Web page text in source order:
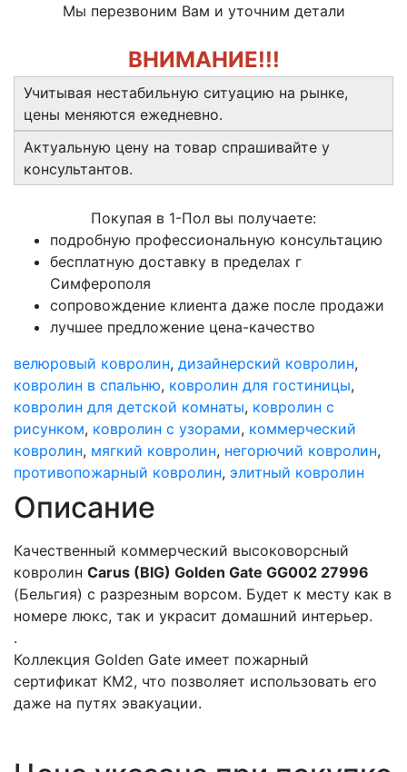
Мы перезвоним Вам и уточним детали
ВНИМАНИЕ!!!
Учитывая нестабильную ситуацию на рынке,
цены меняются ежедневно.
Актуальную цену на товар спрашивайте у
консультантов.
Покупая в 1-Пол вы получаете:
подробную профессиональную консультацию
бесплатную доставку в пределах г
Симферополя
сопровождение клиента даже после продажи
лучшее предложение цена-качество
велюровый ковролин, дизайнерский ковролин,
ковролин в спальню, ковролин для гостиницы,
ковролин для детской комнаты, ковролин с
рисунком, ковролин с узорами, коммерческий
ковролин, мягкий ковролин, негорючий ковролин,
противопожарный ковролин, элитный ковролин
Описание
Качественный коммерческий высоковорсный
ковролин Carus (BIG) Golden Gate GG002 27996
(Бельгия) с разрезным ворсом. Будет к месту как в
номере люкс, так и украсит домашний интерьер.
.
Коллекция Golden Gate имеет пожарный
сертификат КМ2, что позволяет использовать его
даже на путях эвакуации.